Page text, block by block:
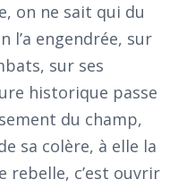
on ne sait qui du
l’a engendrée, sur
sur ses
historique passe
du champ,
sa colère, à elle la
rebelle, c’est ouvrir